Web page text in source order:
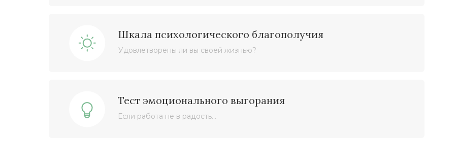
Шкала психологического благополучия
Удовлетворены ли вы своей жизнью?
Тест эмоционального выгорания
Если работа не в радость…